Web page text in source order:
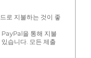
로 지불하는 것이 좋
PayPal을 통해 지불
습니다. 모든 제출